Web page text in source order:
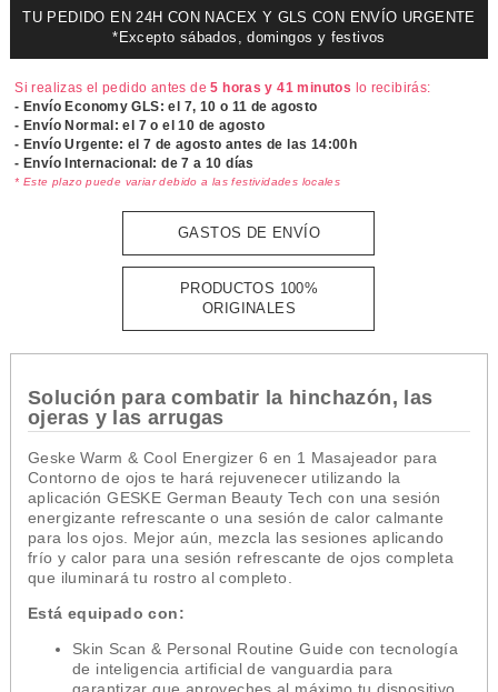
TU PEDIDO EN 24H CON NACEX Y GLS CON ENVÍO URGENTE
*Excepto sábados, domingos y festivos
Si realizas el pedido antes de5 horas y 41 minutos lo recibirás:
- Envío Economy GLS: el 7, 10 o 11 de agosto
- Envío Normal: el 7 o el 10 de agosto
- Envío Urgente: el7 de agosto antes de las 14:00h
- Envío Internacional: de 7 a 10 días
* Este plazo puede variar debido a las festividades locales
GASTOS DE ENVÍO
PRODUCTOS 100%
ORIGINALES
Solución para combatir la hinchazón, las
ojeras y las arrugas
Geske Warm & Cool Energizer 6 en 1 Masajeador para
Contorno de ojos te hará rejuvenecer utilizando la
aplicación GESKE German Beauty Tech con una sesión
energizante refrescante o una sesión de calor calmante
para los ojos. Mejor aún, mezcla las sesiones aplicando
frío y calor para una sesión refrescante de ojos completa
que iluminará tu rostro al completo.
Está equipado con:
Skin Scan & Personal Routine Guide con tecnología
de inteligencia artificial de vanguardia para